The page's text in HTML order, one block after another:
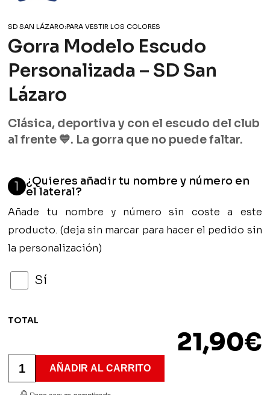
SD SAN LÁZARO›PARA VESTIR LOS COLORES
Gorra Modelo Escudo
Personalizada – SD San
Lázaro
Clásica, deportiva y con el escudo del club
al frente 💙. La gorra que no puede faltar.
1
¿Quieres añadir tu nombre y número en
el lateral?
Añade tu nombre y número sin coste a este
producto. (deja sin marcar para hacer el pedido sin
la personalización)
Sí
TOTAL
21,90€
Gorra
Modelo
Personalizada
AÑADIR AL CARRITO